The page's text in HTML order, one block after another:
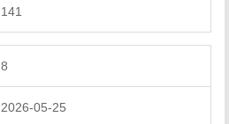
141
8
2026-05-25